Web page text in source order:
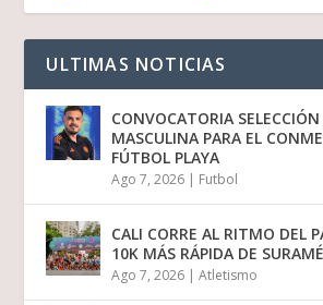
ULTIMAS NOTICIAS
CONVOCATORIA
MASCULINA PARA EL
FÚTBOL PLAYA
Ago 7, 2026 Futbol
CALI CORRE AL RITMO DEL
10K MÁS RÁPIDA DE
Ago 7, 2026 |Atletismo